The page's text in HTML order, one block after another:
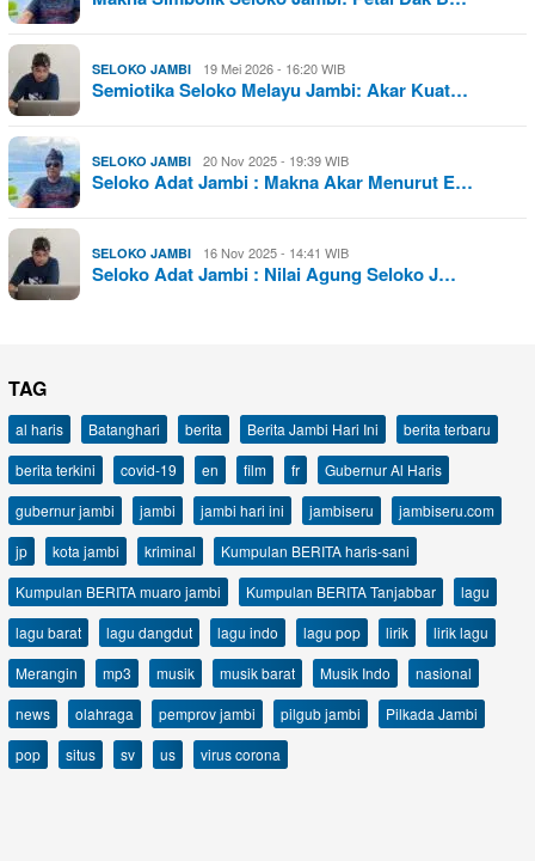
SELOKO JAMBI 19 Mei 2026 - 16:20 WIB
Semiotika Seloko Melayu Jambi: Akar Kuat…
SELOKO JAMBI 20 Nov 2025 - 19:39 WIB
Seloko Adat Jambi : Makna Akar Menurut E…
SELOKO JAMBI 16 Nov 2025 - 14:41 WIB
Seloko Adat Jambi : Nilai Agung Seloko J…
TAG
al haris Batanghari berita Berita Jambi Hari Ini
berita terbaru
berita terkini
covid-19 en film fr
Gubernur Al Haris
gubernur jambi
jambi jambi hari ini jambiseru
jambiseru.com
jp
kota jambi kriminal
Kumpulan BERITA haris-sani
Kumpulan BERITA muaro jambi
Kumpulan BERITA Tanjabbar
lagu
lagu barat
lagu dangdut lagu indo lagu pop lirik
lirik lagu
Merangin
mp3 musik musik barat Musik Indo
nasional
news
olahraga pemprov jambi pilgub jambi
Pilkada Jambi
pop
situs sv us virus corona